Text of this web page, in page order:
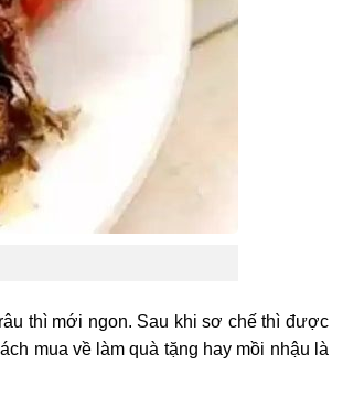
thì mới ngon. Sau khi sơ chế thì được
mua về làm quà tặng hay mồi nhậu là